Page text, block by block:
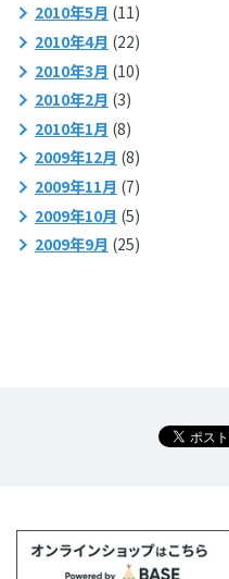
2010年5月 (11)
2010年4月 (22)
2010年3月 (10)
2010年2月 (3)
2010年1月 (8)
2009年12月 (8)
2009年11月 (7)
2009年10月 (5)
2009年9月 (25)